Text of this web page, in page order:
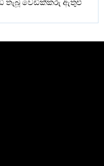
තැබූ වෙඩික්කරු ඇතුළු